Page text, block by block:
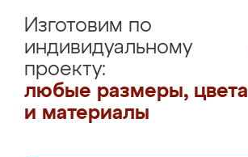
Изготовим по
индивидуальному
проекту:
любые размеры, цвета
и материалы